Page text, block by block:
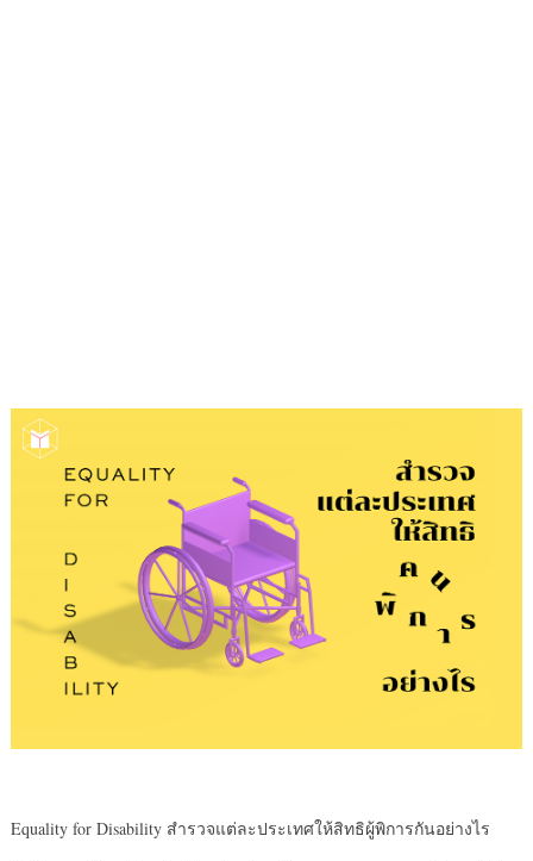
Equality for Disability สำรวจแต่ละประเทศให้สิทธิผู้พิการกันอย่างไร